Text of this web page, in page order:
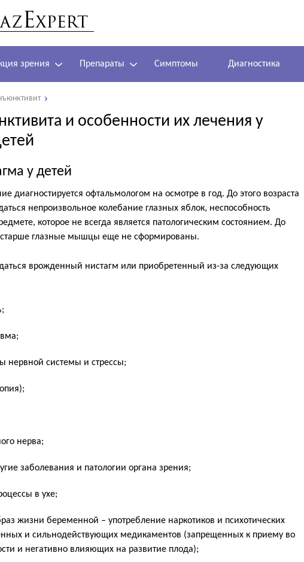
зрения Препараты Симптомы Диагностика
и особенности их лечения у
у детей
диагностируется офтальмологом на осмотре в год. До этого возраста
непроизвольное колебание глазных яблок, неспособность
которое не всегда является патологическим состоянием. До
старше глазные мышцы еще не сформированы.
врожденный нистагм или приобретенный из-за следующих
нервной системы и стрессы;
нерва;
заболевания и патологии органа зрения;
в ухе;
жизни беременной – употребление наркотиков и психотических
и сильнодействующих медикаментов (запрещенных к приему во
и негативно влияющих на развитие плода);